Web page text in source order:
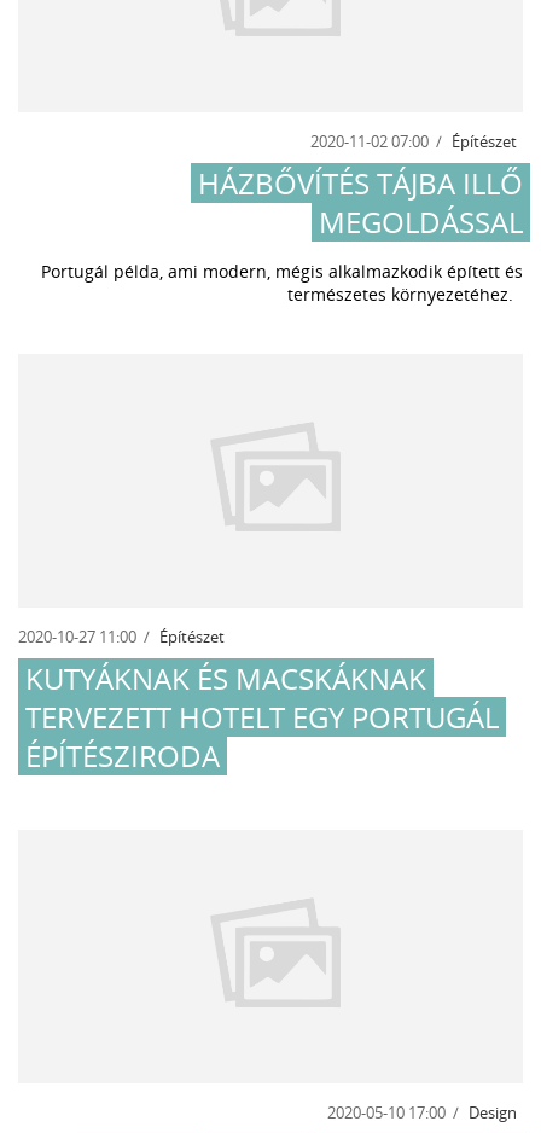
2020-11-02 07:00 Építészet
HÁZBŐVÍTÉS TÁJBA ILLŐ
MEGOLDÁSSAL
Portugál példa, ami modern, mégis alkalmazkodik épített és
természetes környezetéhez.
2020-10-27 11:00 Építészet
KUTYÁKNAK ÉS MACSKÁKNAK
TERVEZETT HOTELT EGY PORTUGÁL
ÉPÍTÉSZIRODA
2020-05-10 17:00 Design